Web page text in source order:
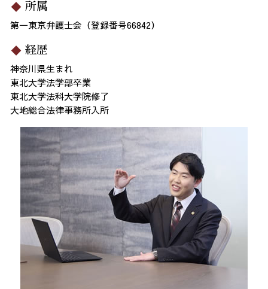
所属
第一東京弁護士会（登録番号66842）
経歴
神奈川県生まれ
東北大学法学部卒業
東北大学法科大学院修了
大地総合法律事務所入所